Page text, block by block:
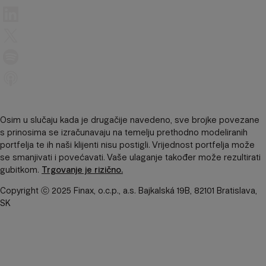
Osim u slučaju kada je drugačije navedeno, sve brojke povezane
s prinosima se izračunavaju na temelju prethodno modeliranih
portfelja te ih naši klijenti nisu postigli. Vrijednost portfelja može
se smanjivati ​​i povećavati. Vaše ulaganje također može rezultirati
gubitkom. Trgovanje je rizično.
Copyright ⓒ 2025 Finax, o.c.p., a.s. Bajkalská 19B, 82101 Bratislava,
SK